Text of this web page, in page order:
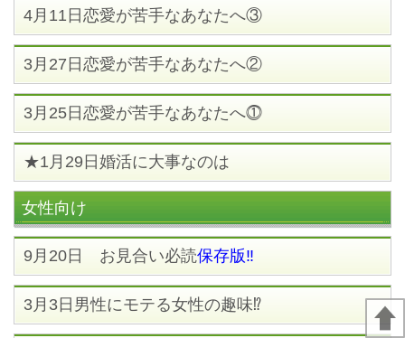
4月11日恋愛が苦手なあなたへ③
3月27日恋愛が苦手なあなたへ②
3月25日恋愛が苦手なあなたへ⓵
★1月29日婚活に大事なのは
女性向け
9月20日 お見合い必読保存版‼
3月3日男性にモテる女性の趣味⁉